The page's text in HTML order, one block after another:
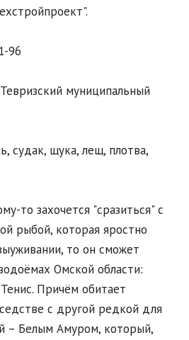
96
муниципальный
судак, щука, лещ, плотва,
то захочется "сразиться" с
рыбой, которая яростно
то он сможет
Омской области:
Причём обитает
с другой редкой для
– Белым Амуром, который,